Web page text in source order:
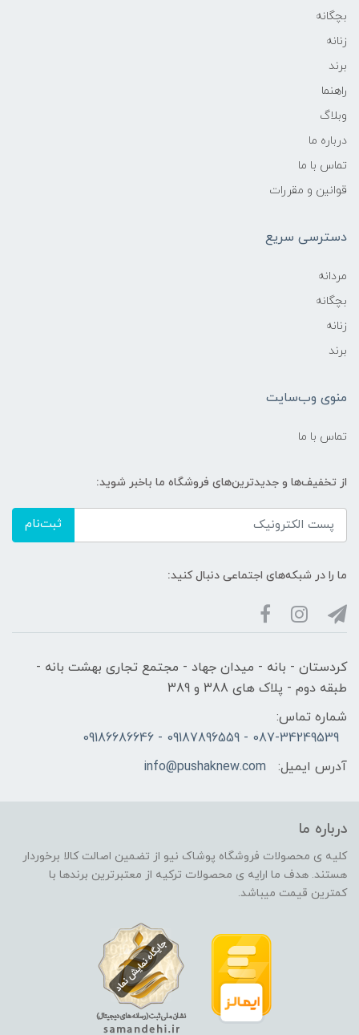
بچگانه
زنانه
برند
راهنما
وبلاگ
درباره ما
تماس با ما
قوانین و مقررات
دسترسی سریع
مردانه
بچگانه
زنانه
برند
منوی وب‌سایت
تماس با ما
از تخفیف‌ها و جدیدترین‌های فروشگاه ما باخبر شوید:
ثبت‌نام
ما را در شبکه‌های اجتماعی دنبال کنید:
کردستان - بانه - میدان جهاد - مجتمع تجاری بهشت بانه -
طبقه دوم - پلاک های 388 و 389
شماره تماس:
087-34249539 - 09187896559 - 09186686646
آدرس ایمیل:
info@pushaknew.com
درباره ما
کلیه ی محصولات فروشگاه پوشاک نیو از تضمین اصالت کالا برخوردار
هستند. هدف ما ارایه ی محصولات ترکیه از معتبرترین برندها با
کمترین قیمت میباشد.